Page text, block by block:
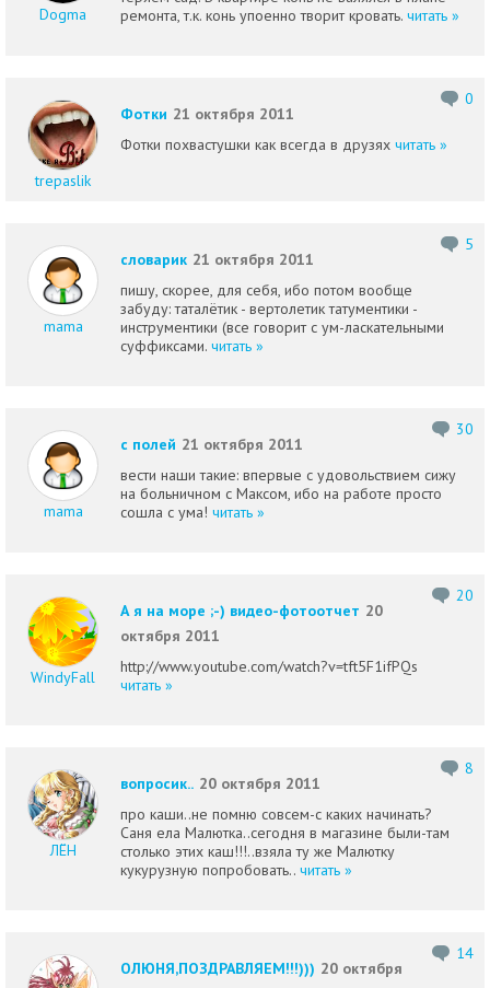
Dogma
ремонта, т.к. конь упоенно творит кровать. читать »
0
trepaslik
Фотки 21 октября 2011
Фотки похвастушки как всегда в друзях читать »
5
mama
словарик 21 октября 2011
пишу, скорее, для себя, ибо потом вообще
забуду: таталётик - вертолетик татументики -
инструментики (все говорит с ум-ласкательными
суффиксами. читать »
30
mama
с полей 21 октября 2011
вести наши такие: впервые с удовольствием сижу
на больничном с Максом, ибо на работе просто
сошла с ума! читать »
20
WindyFall
А я на море ;-) видео-фотоотчет 20
октября 2011
http://www.youtube.com/watch?v=tft5F1ifPQs
читать »
8
ЛЁН
вопросик.. 20 октября 2011
про каши..не помню совсем-с каких начинать?
Саня ела Малютка..сегодня в магазине были-там
столько этих каш!!!..взяла ту же Малютку
кукурузную попробовать.. читать »
14
ОЛЮНЯ,ПОЗДРАВЛЯЕМ!!!))) 20 октября